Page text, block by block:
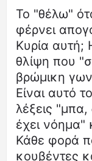
Το "θέλω"
φέρνει
Κυρία αυτή;
θλίψη που
βρώμικη
Είναι αυτό
λέξεις "μπα,
έχει νόημα"
Κάθε φορά
κουβέντες